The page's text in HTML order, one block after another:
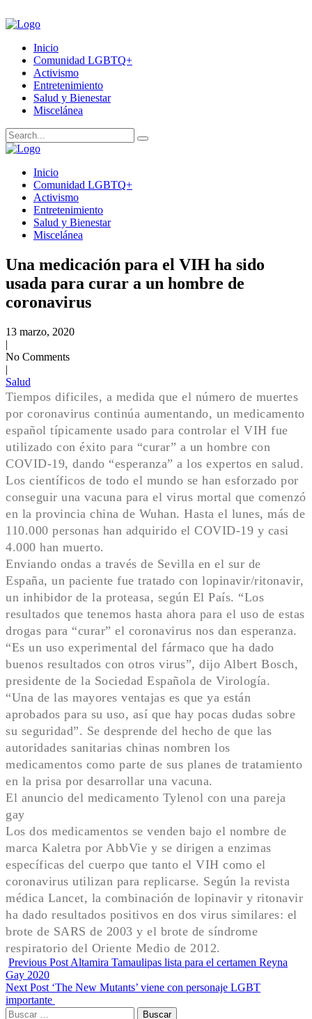
Inicio
Comunidad LGBTQ+
Activismo
Entretenimiento
Salud y Bienestar
Miscelánea
Inicio
Comunidad LGBTQ+
Activismo
Entretenimiento
Salud y Bienestar
Miscelánea
Una medicación para el VIH ha sido
usada para curar a un hombre de
coronavirus
13 marzo, 2020
|
No Comments
|
Salud
Tiempos dificiles, a medida que el número de muertes
por coronavirus continúa aumentando, un medicamento
español típicamente usado para controlar el VIH fue
utilizado con éxito para “curar” a un hombre con
COVID-19, dando “esperanza” a los expertos en salud.
Los científicos de todo el mundo se han esforzado por
conseguir una vacuna para el virus mortal que comenzó
en la provincia china de Wuhan. Hasta el lunes, más de
110.000 personas han adquirido el COVID-19 y casi
4.000 han muerto.
Enviando ondas a través de Sevilla en el sur de
España, un paciente fue tratado con lopinavir/ritonavir,
un inhibidor de la proteasa, según El País. “Los
resultados que tenemos hasta ahora para el uso de estas
drogas para “curar” el coronavirus nos dan esperanza.
“Es un uso experimental del fármaco que ha dado
buenos resultados con otros virus”, dijo Albert Bosch,
presidente de la Sociedad Española de Virología.
“Una de las mayores ventajas es que ya están
aprobados para su uso, así que hay pocas dudas sobre
su seguridad”. Se desprende del hecho de que las
autoridades sanitarias chinas nombren los
medicamentos como parte de sus planes de tratamiento
en la prisa por desarrollar una vacuna.
El anuncio del medicamento Tylenol con una pareja
gay
Los dos medicamentos se venden bajo el nombre de
marca Kaletra por AbbVie y se dirigen a enzimas
específicas del cuerpo que tanto el VIH como el
coronavirus utilizan para replicarse. Según la revista
médica Lancet, la combinación de lopinavir y ritonavir
ha dado resultados positivos en dos virus similares: el
brote de SARS de 2003 y el brote de síndrome
respiratorio del Oriente Medio de 2012.
Previous Post Altamira Tamaulipas lista para el certamen Reyna
Gay 2020
Next Post ‘The New Mutants’ viene con personaje LGBT
importante
Buscar: